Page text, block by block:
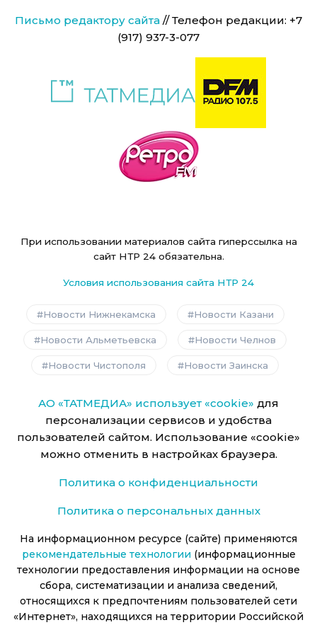
Письмо редактору сайта // Телефон редакции: +7
(917) 937-3-077
При использовании материалов сайта гиперссылка на
сайт НТР 24 обязательна.
Условия использования сайта НТР 24
Новости Нижнекамска Новости Казани
Новости Альметьевска Новости Челнов
Новости Чистополя Новости Заинска
АО «ТАТМЕДИА» использует «cookie» для
персонализации сервисов и удобства
пользователей сайтом. Использование «cookie»
можно отменить в настройках браузера.
Политика о конфиденциальности
Политика о персональных данных
На информационном ресурсе (сайте) применяются
рекомендательные технологии (информационные
технологии предоставления информации на основе
сбора, систематизации и анализа сведений,
относящихся к предпочтениям пользователей сети
«Интернет», находящихся на территории Российской